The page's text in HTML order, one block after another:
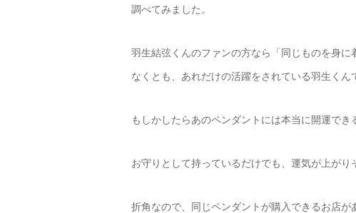
調べてみました。
羽生結弦くんのファンの方なら「同じものを身
なくとも、あれだけの活躍をされている羽生くん
もしかしたらあのペンダントには本当に開運で
お守りとして持っているだけでも、運気が上がり
折角なので、同じペンダントが購入できるお店